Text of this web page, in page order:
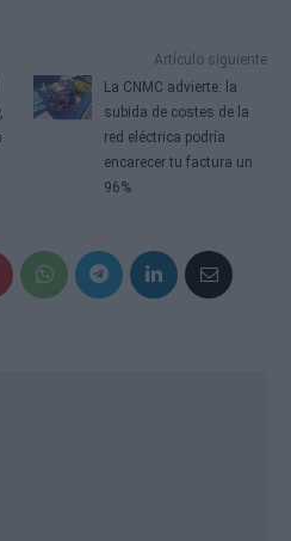
Artículo siguiente
La CNMC advierte: la
subida de costes de la
red eléctrica podría
encarecer tu factura un
96%